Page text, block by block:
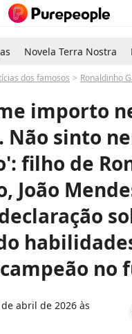
Novela Terra Nostra
dos famosos Ronaldinho
importo
Não sinto
filho de
João
no
abril de 2026 às